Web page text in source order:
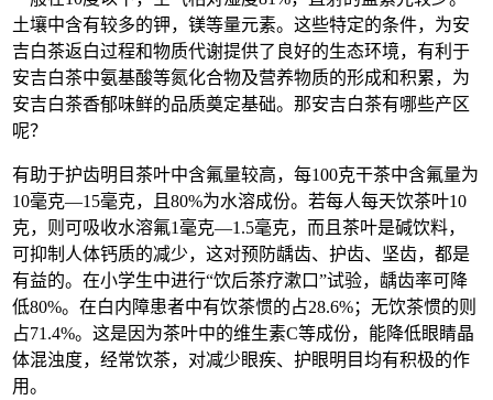
土壤中含有较多的钾，镁等量元素。这些特定的条件，为安
吉白茶返白过程和物质代谢提供了良好的生态环境，有利于
安吉白茶中氨基酸等氮化合物及营养物质的形成和积累，为
安吉白茶香郁味鲜的品质奠定基础。那安吉白茶有哪些产区
呢？
有助于护齿明目茶叶中含氟量较高，每100克干茶中含氟量为
10毫克—15毫克，且80%为水溶成份。若每人每天饮茶叶10
克，则可吸收水溶氟1毫克—1.5毫克，而且茶叶是碱饮料，
可抑制人体钙质的减少，这对预防龋齿、护齿、坚齿，都是
有益的。在小学生中进行“饮后茶疗漱口”试验，龋齿率可降
低80%。在白内障患者中有饮茶惯的占28.6%；无饮茶惯的则
占71.4%。这是因为茶叶中的维生素C等成份，能降低眼睛晶
体混浊度，经常饮茶，对减少眼疾、护眼明目均有积极的作
用。